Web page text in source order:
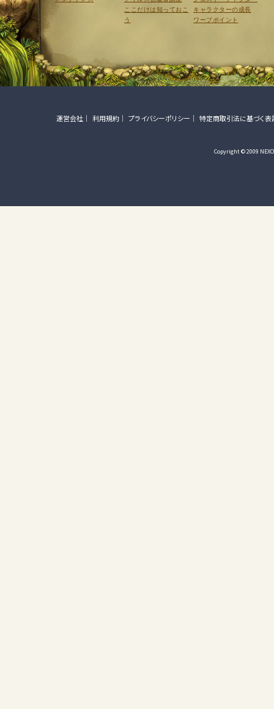
ここだけは知っておこ
う
キャラクターの成長
ワープポイント
運営会社 利用規約 プライバシーポリシー 特定商取引法に基づく表
Copyright © 2009